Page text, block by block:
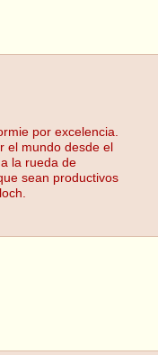
por excelencia.
el mundo desde el
la rueda de
sean productivos